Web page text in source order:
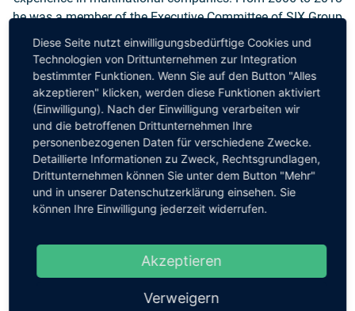
he was a member of the Executive Committee of SIX Group
AG and Telekurs Group AG and most recently CEO of the
division Global IT. Before that, he was managing director of
Integralis Schweiz AG and from 2002 to 2005 CIO of Swiss
International Air Lines.
As an ACENT Partner, Borntraeger supports organisations
in the areas of business transformation, digitalization,
business development and innovation. He serves as
independent director at several Boards, supports start-ups
as a mentor and is active as a speaker in the Swiss IT
Diese Seite nutzt einwilligungsbedürftige Cookies und
Technologien von Drittunternehmen zur Integration
bestimmter Funktionen. Wenn Sie auf den Button "Alles
akzeptieren" klicken, werden diese Funktionen aktiviert
(Einwilligung). Nach der Einwilligung verarbeiten wir
und die betroffenen Drittunternehmen Ihre
personenbezogenen Daten für verschiedene Zwecke.
Detaillierte Informationen zu Zweck, Rechtsgrundlagen,
Drittunternehmen können Sie unter dem Button "Mehr"
und in unserer Datenschutzerklärung einsehen. Sie
können Ihre Einwilligung jederzeit widerrufen.
Akzeptieren
Verweigern